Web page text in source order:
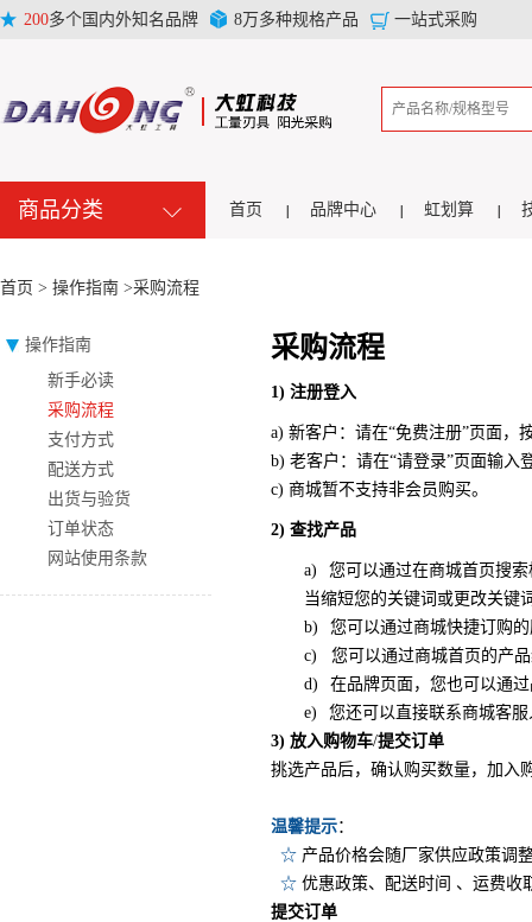
200多个国内外知名品牌 8万多种规格产品 一站式采购
商品分类 首页 品牌中心 虹划算
首页 > 操作指南 >采购流程
操作指南
新手必读
采购流程
支付方式
配送方式
出货与验货
订单状态
网站使用条款
采购流程
1) 注册登入
a) 新客户：请在“免费注册”页面，
b) 老客户：请在“请登录”页面输入
c) 商城暂不支持非会员购买。
2) 查找产品
a)
您可以通过在商城首页搜
当缩短您的关键词或更改关键
b)
您可以通过商城快捷订购
c)
您可以通过商城首页的产
d)
在品牌页面，您也可以通
e)
您还可以直接联系商城客
3) 放入购物车/提交订单
挑选产品后，确认购买数量，加入
温馨提示：
☆ 产品价格会随厂家供应政策调
☆ 优惠政策、配送时间 、运费收
提交订单